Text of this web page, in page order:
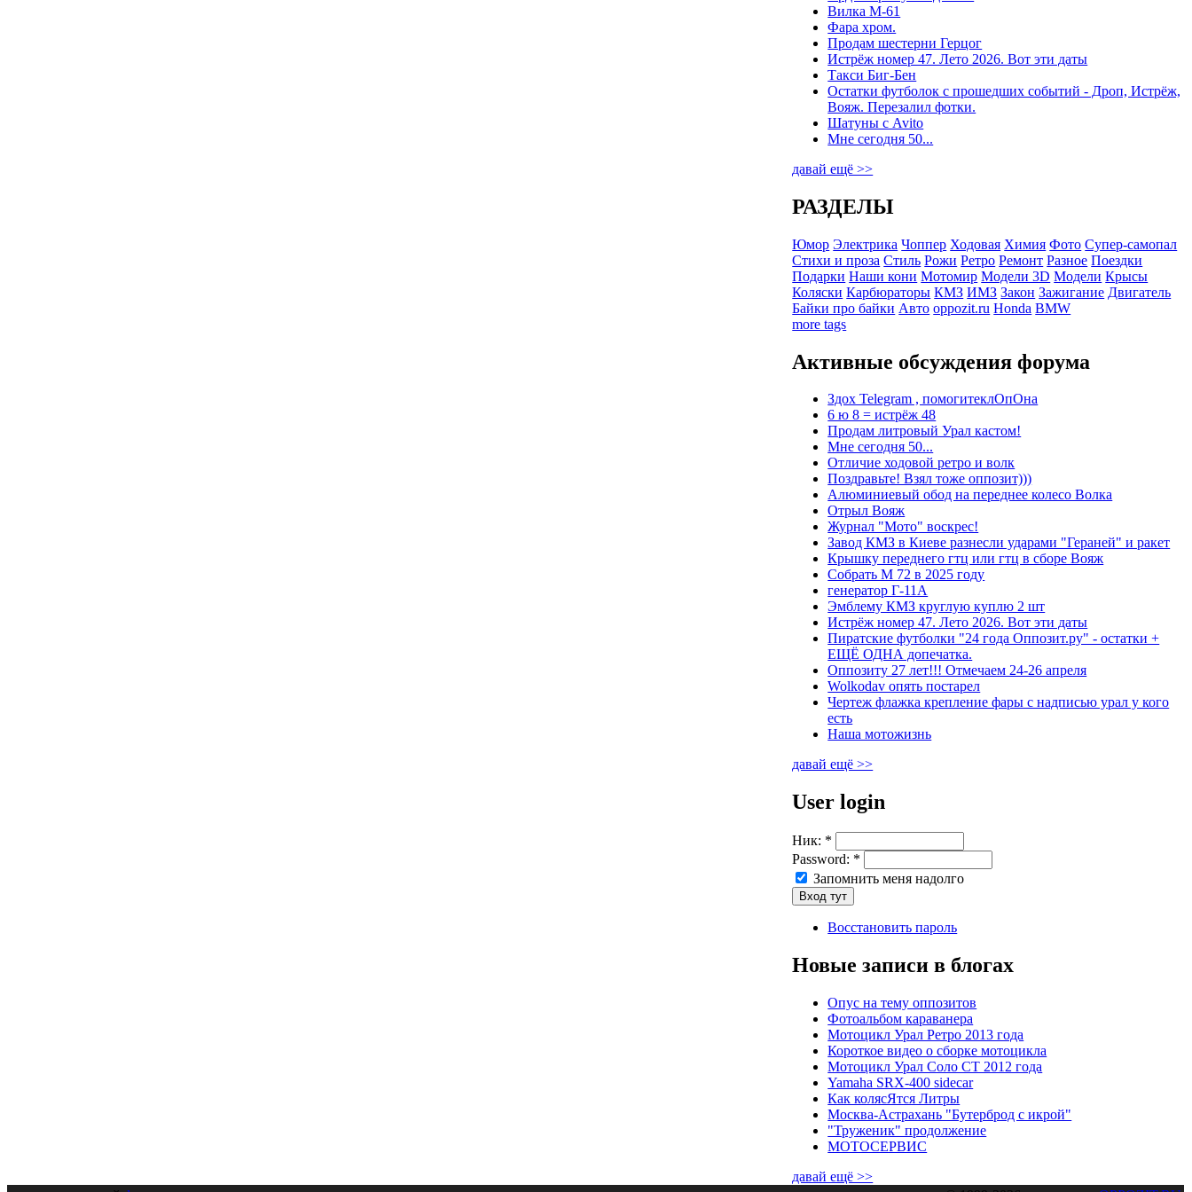
Вилка М-61
Фара хром.
Продам шестерни Герцог
Истрёж номер 47. Лето 2026. Вот эти даты
Такси Биг-Бен
Остатки футболок с прошедших событий - Дроп, Истрёж,
Вояж. Перезалил фотки.
Шатуны с Avito
Мне сегодня 50...
давай ещё >>
РАЗДЕЛЫ
Юмор Электрика Чоппер Ходовая Химия Фото Супер-самопал
Стихи и проза Стиль Рожи Ретро Ремонт Разное Поездки
Подарки Наши кони Мотомир Модели 3D Модели Крысы
Коляски Карбюраторы КМЗ ИМЗ Закон Зажигание Двигатель
Байки про байки Авто oppozit.ru Honda BMW
more tags
Активные обсуждения форума
Здох Telegram , помогитеклОпОна
6 ю 8 = истрёж 48
Продам литровый Урал кастом!
Мне сегодня 50...
Отличие ходовой ретро и волк
Поздравьте! Взял тоже оппозит)))
Алюминиевый обод на переднее колесо Волка
Отрыл Вояж
Журнал "Мото" воскрес!
Завод КМЗ в Киеве разнесли ударами "Гераней" и ракет
Крышку переднего гтц или гтц в сборе Вояж
Собрать М 72 в 2025 году
генератор Г-11А
Эмблему КМЗ круглую куплю 2 шт
Истрёж номер 47. Лето 2026. Вот эти даты
Пиратские футболки "24 года Оппозит.ру" - остатки +
ЕЩЁ ОДНА допечатка.
Оппозиту 27 лет!!! Отмечаем 24-26 апреля
Wolkodav опять постарел
Чертеж флажка крепление фары с надписью урал у кого
есть
Наша мотожизнь
давай ещё >>
User login
Ник: *
Password: *
Запомнить меня надолго
Восстановить пароль
Новые записи в блогах
Опус на тему оппозитов
Фотоальбом караванера
Мотоцикл Урал Ретро 2013 года
Короткое видео о сборке мотоцикла
Мотоцикл Урал Соло СТ 2012 года
Yamaha SRX-400 sidecar
Как колясЯтся Литры
Москва-Астрахань "Бутерброд с икрой"
"Труженик" продолжение
МОТОСЕРВИС
давай ещё >>